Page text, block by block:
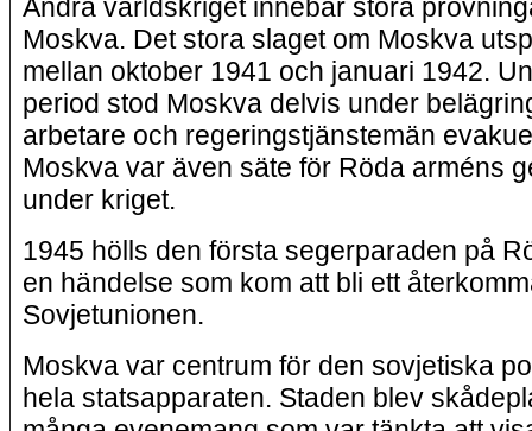
Andra världskriget innebar stora
Moskva. Det stora slaget om Moskva
mellan oktober 1941 och januari 1942.
period stod Moskva delvis under
arbetare och regeringstjänstemän
Moskva var även säte för Röda arméns
under kriget.
1945 hölls den första segerparaden på
en händelse som kom att bli ett
Sovjetunionen.
Moskva var centrum för den sovjetiska
hela statsapparaten. Staden blev